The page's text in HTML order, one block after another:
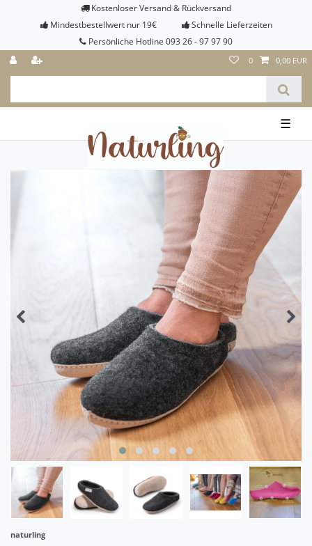
Kostenloser Versand & Rückversand
Mindestbestellwert nur 19€
Schnelle Lieferzeiten
Persönliche Hotline 093 26 - 97 97 90
0 0,00 EUR
☰
naturling